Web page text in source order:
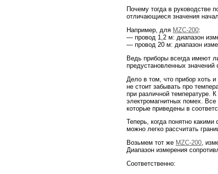
Почему тогда в руководстве
отличающиеся значения
Например, для MZC-200:
— провод 1,2 м: диапазон
— провод 20 м: диапазон
Ведь приборы всегда имеют
предустановленных
Дело в том, что прибор хоть
не стоит забывать про
при различной температуре.
электромагнитных помех.
которые приведены в
Теперь, когда понятно
можно легко рассчитать
Возьмем тот же MZC-200,
Диапазон измерения
Соответственно: